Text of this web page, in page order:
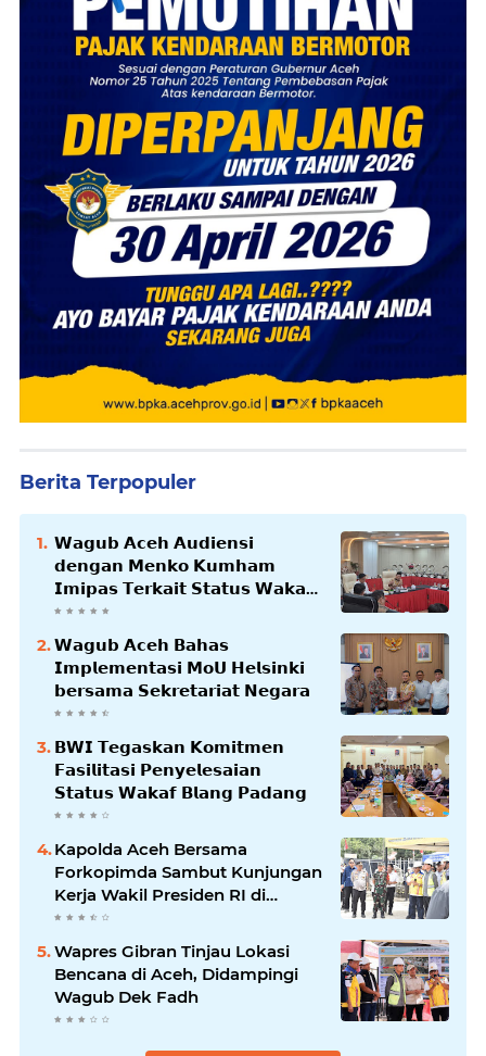
Berita Terpopuler
𝗪𝗮𝗴𝘂𝗯 𝗔𝗰𝗲𝗵 𝗔𝘂𝗱𝗶𝗲𝗻𝘀𝗶
𝗱𝗲𝗻𝗴𝗮𝗻 𝗠𝗲𝗻𝗸𝗼 𝗞𝘂𝗺𝗵𝗮𝗺
𝗜𝗺𝗶𝗽𝗮𝘀 𝗧𝗲𝗿𝗸𝗮𝗶𝘁 𝗦𝘁𝗮𝘁𝘂𝘀 𝗪𝗮𝗸𝗮𝗳
𝗕𝗹𝗮𝗻𝗴𝗽𝗮𝗱𝗮𝗻𝗴
𝗪𝗮𝗴𝘂𝗯 𝗔𝗰𝗲𝗵 𝗕𝗮𝗵𝗮𝘀
𝗜𝗺𝗽𝗹𝗲𝗺𝗲𝗻𝘁𝗮𝘀𝗶 𝗠𝗼𝗨 𝗛𝗲𝗹𝘀𝗶𝗻𝗸𝗶
𝗯𝗲𝗿𝘀𝗮𝗺𝗮 𝗦𝗲𝗸𝗿𝗲𝘁𝗮𝗿𝗶𝗮𝘁 𝗡𝗲𝗴𝗮𝗿𝗮
𝗕𝗪𝗜 𝗧𝗲𝗴𝗮𝘀𝗸𝗮𝗻 𝗞𝗼𝗺𝗶𝘁𝗺𝗲𝗻
𝗙𝗮𝘀𝗶𝗹𝗶𝘁𝗮𝘀𝗶 𝗣𝗲𝗻𝘆𝗲𝗹𝗲𝘀𝗮𝗶𝗮𝗻
𝗦𝘁𝗮𝘁𝘂𝘀 𝗪𝗮𝗸𝗮𝗳 𝗕𝗹𝗮𝗻𝗴 𝗣𝗮𝗱𝗮𝗻𝗴
Kapolda Aceh Bersama
Forkopimda Sambut Kunjungan
Kerja Wakil Presiden RI di
Kabupaten Bireuen
Wapres Gibran Tinjau Lokasi
Bencana di Aceh, Didampingi
Wagub Dek Fadh